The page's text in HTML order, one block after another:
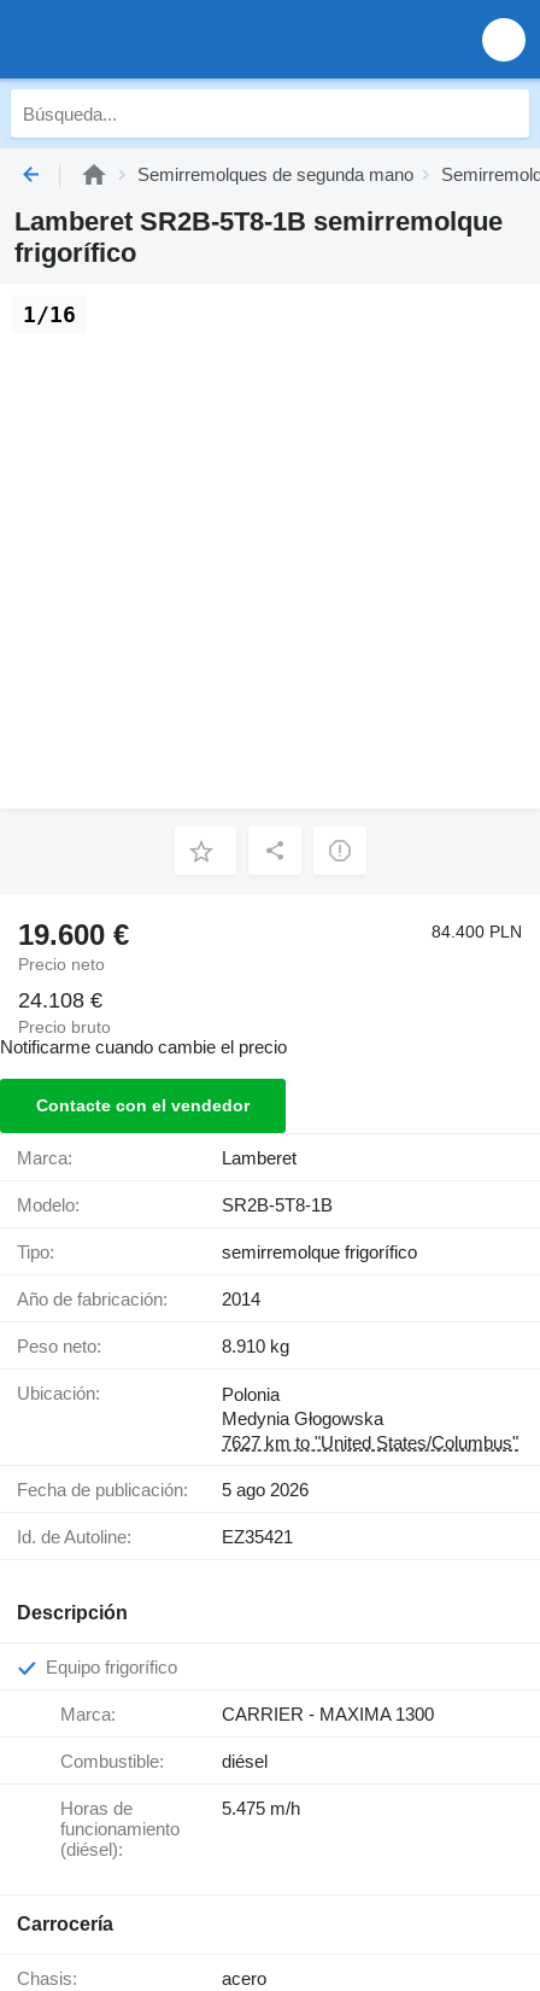
Semirremolques de segunda mano
Lamberet SR2B-5T8-1B semirremolque
frigorífico
1/16
19.600 €
Precio neto
84.400 PLN
24.108 €
Precio bruto
Notificarme cuando cambie el precio
Contacte con el vendedor
Marca: Lamberet
Modelo: SR2B-5T8-1B
Tipo: semirremolque frigorífico
Año de fabricación: 2014
Peso neto: 8.910 kg
Ubicación:
Polonia
Medynia Głogowska
7627 km to "United States/Columbus"
Fecha de publicación: 5 ago 2026
Id. de Autoline: EZ35421
Descripción
Equipo frigorífico
Marca: CARRIER - MAXIMA 1300
Combustible: diésel
Horas de
funcionamiento
(diésel):
5.475 m/h
Carrocería
Chasis: acero